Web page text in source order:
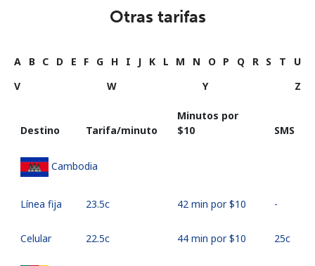
Otras tarifas
A B C D E F G H I J K L M N O P Q R S T
U
V
W Y Z
Destino Tarifa/minuto
Minutos por
⁦$10⁩
SMS
Cambodia
Línea fija ⁦23.5c⁩ 42 min por ⁦$10⁩ -
Celular ⁦22.5c⁩ 44 min por ⁦$10⁩ ⁦25c⁩